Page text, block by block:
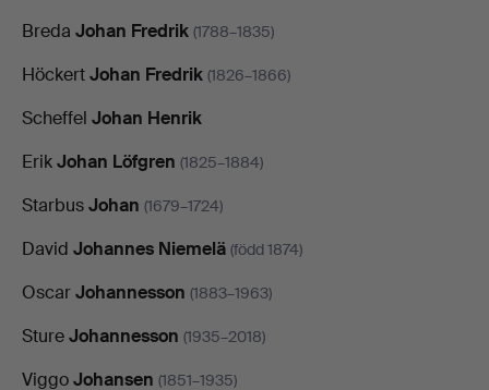
Breda Johan Fredrik (1788–1835)
HöckertJohan Fredrik (1826–1866)
Scheffel Johan Henrik
ErikJohan Löfgren (1825–1884)
StarbusJohan (1679–1724)
David Johannes Niemelä (född 1874)
OscarJohannesson (1883–1963)
StureJohannesson (1935–2018)
ViggoJohansen (1851–1935)